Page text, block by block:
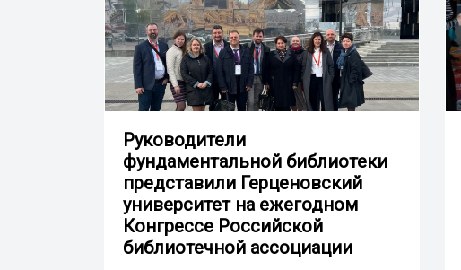
Руководители
фундаментальной библиотеки
представили Герценовский
университет на ежегодном
Конгрессе Российской
библиотечной ассоциации